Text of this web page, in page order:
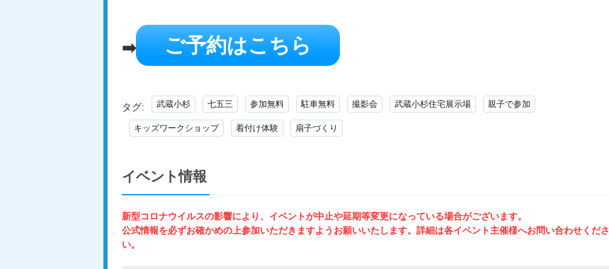
➡ ご予約はこちら
タグ: 武蔵小杉 七五三 参加無料 駐車無料 撮影会 武蔵小杉住宅展示場 親子で参加
キッズワークショップ 着付け体験 扇子づくり
イベント情報
新型コロナウイルスの影響により、イベントが中止や延期等変更になっている場合がございます。
公式情報を必ずお確かめの上参加いただきますようお願いいたします。詳細は各イベント主催様へお問い合わせくださ
い。